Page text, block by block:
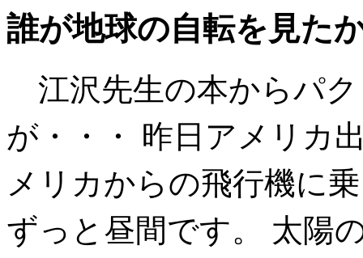
誰が地球の自転を見た
江沢先生の本からパ
が・・・ 昨日アメリカ
メリカからの飛行機に
ずっと昼間です。 太陽